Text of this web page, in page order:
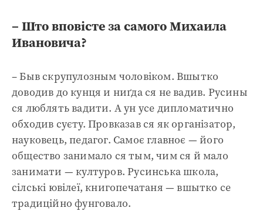
– Што вповісте за самого Михаила
Ивановича?
– Быв скрупулозным чоловіком. Вшытко
доводив до кунця и ниґда ся не вадив. Русины
ся люблять вадити. А ун усе дипломатично
обходив суєту. Провказав ся як організатор,
науковець, педагог. Самоє главноє — його
общество занимало ся тым, чим ся й мало
занимати — културов. Русинська школа,
сілські ювілеї, книгопечатаня — вшытко се
традиційно фунговало.